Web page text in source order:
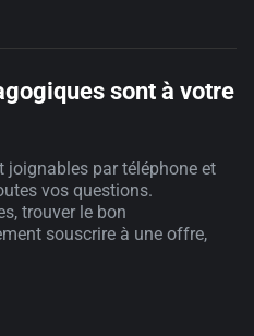
sont à votre
joignables par téléphone et
vos questions.
trouver le bon
souscrire à une offre,